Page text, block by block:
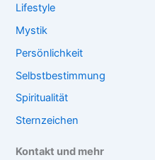
Lifestyle
Mystik
Persönlichkeit
Selbstbestimmung
Spiritualität
Sternzeichen
Kontakt und mehr